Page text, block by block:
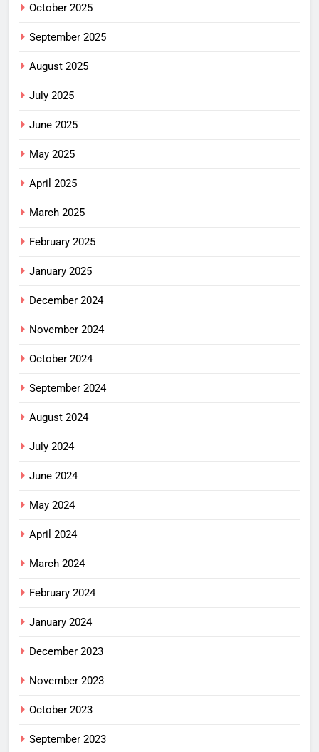
October 2025
September 2025
August 2025
July 2025
June 2025
May 2025
April 2025
March 2025
February 2025
January 2025
December 2024
November 2024
October 2024
September 2024
August 2024
July 2024
June 2024
May 2024
April 2024
March 2024
February 2024
January 2024
December 2023
November 2023
October 2023
September 2023